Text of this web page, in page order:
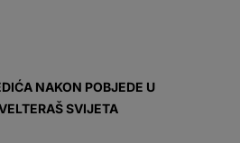
NAKON POBJEDE U
SVIJETA